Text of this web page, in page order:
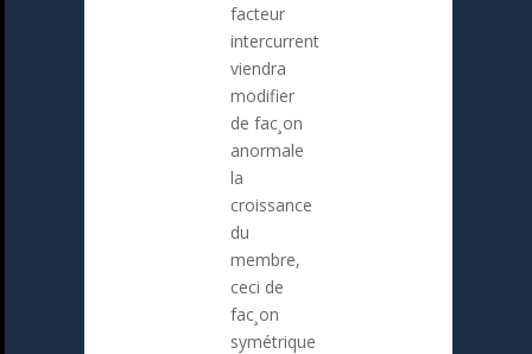
facteur
intercurrent
viendra
modifier
de fac¸on
anormale
la
croissance
du
membre,
ceci de
fac¸on
symétrique